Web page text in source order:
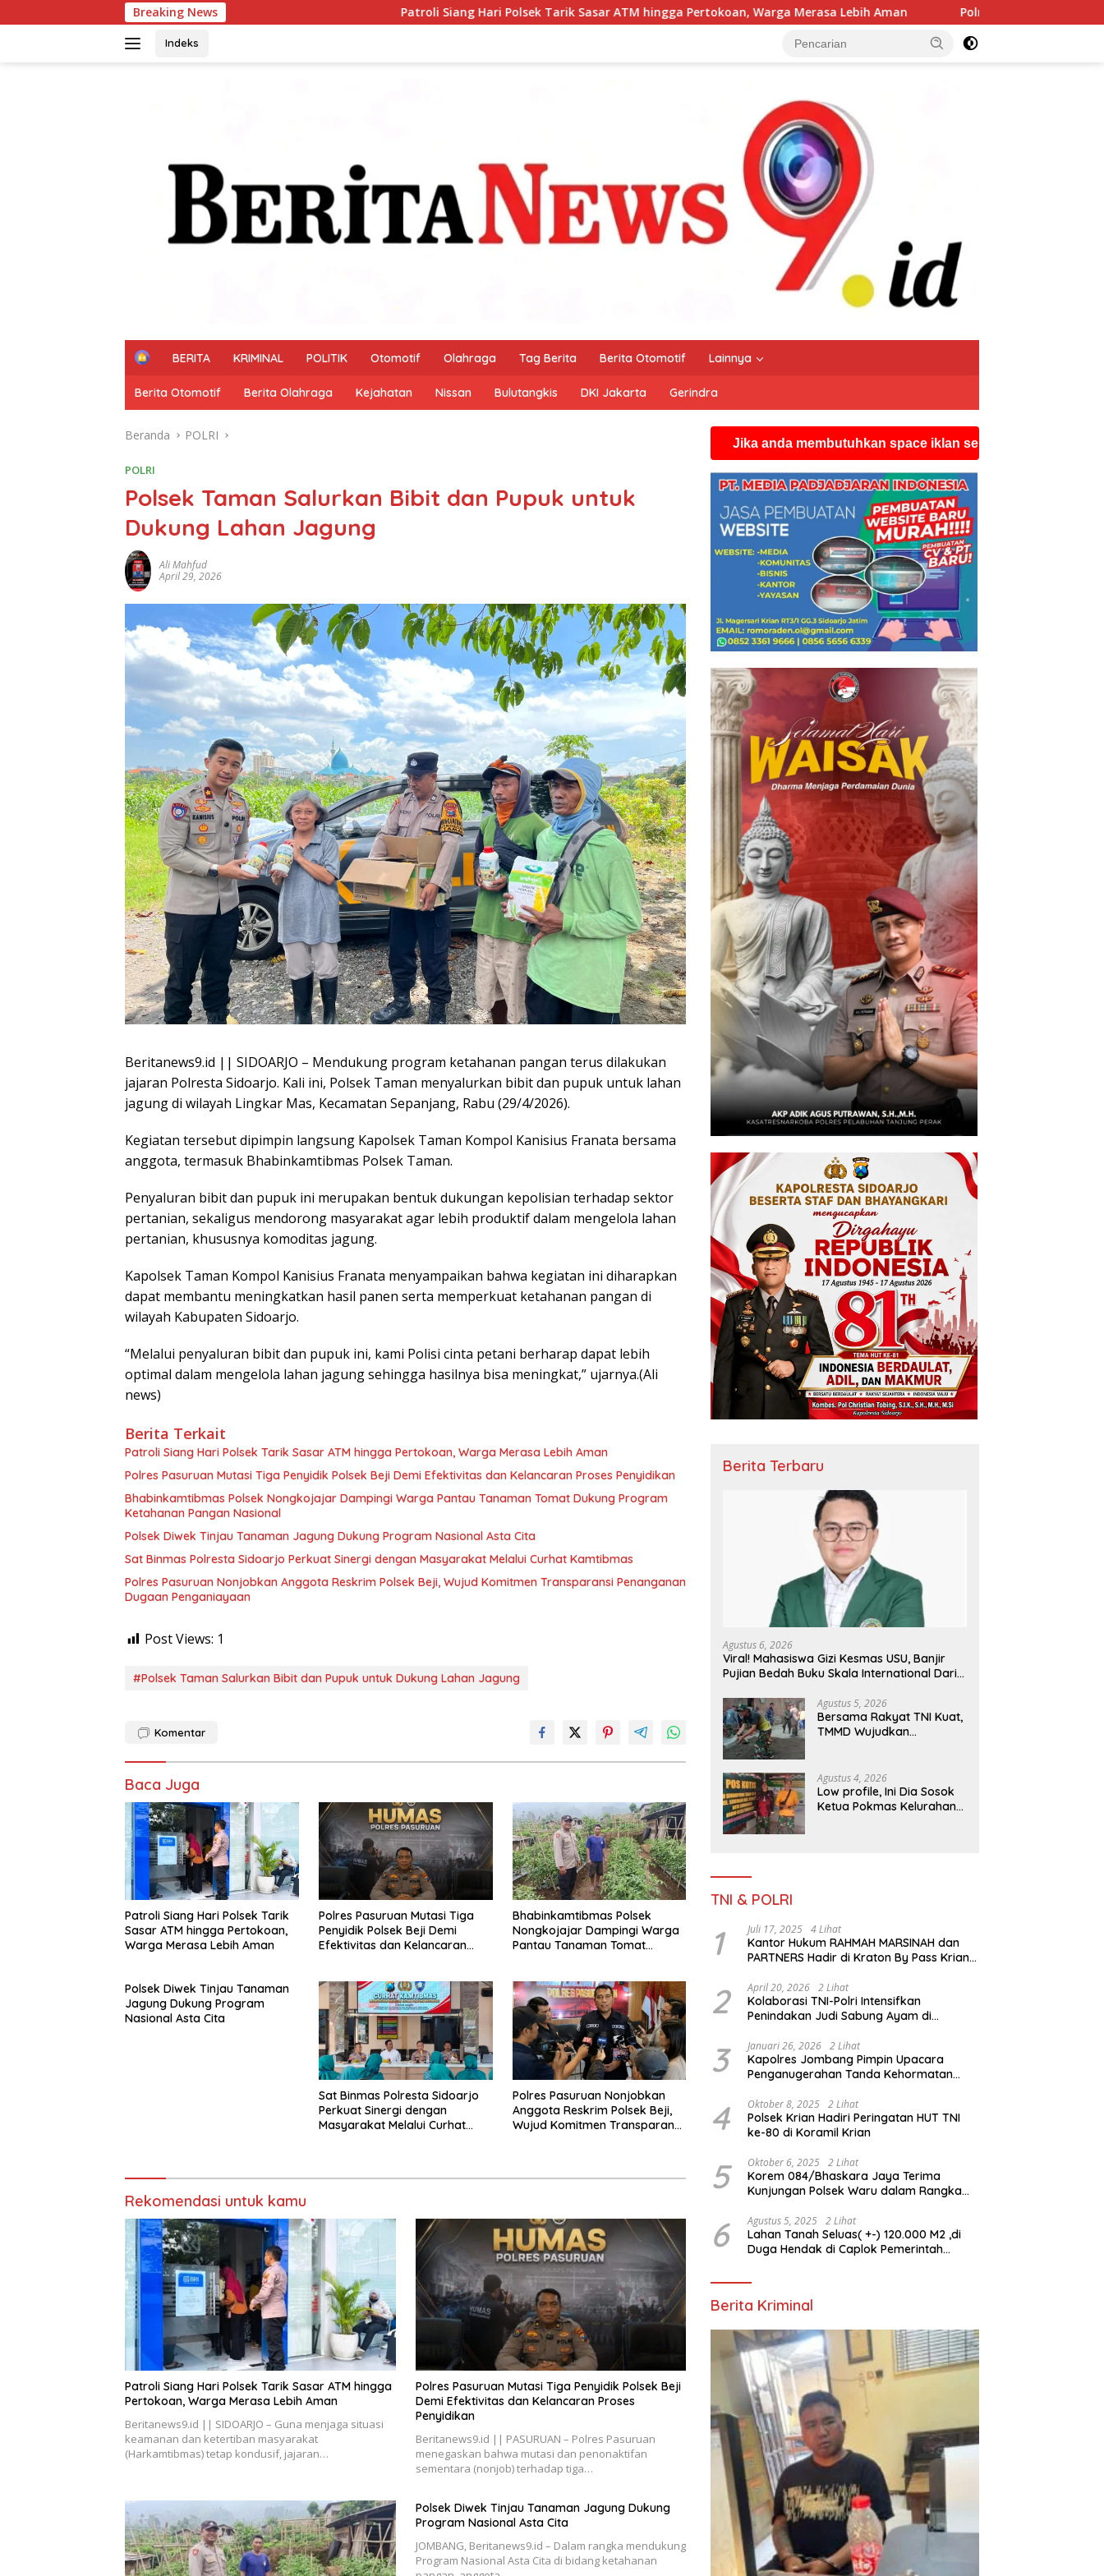
ke
Breaking News Patroli Siang Hari Polsek Tarik Sasar ATM hingga Pertokoan, Warga Merasa Lebih Aman Polres Jombang Gelar Apel Siaga Bencana,
Indeks
H
m
e
BERITA KRIMINAL POLITIK Otomotif Olahraga Tag Berita Berita Otomotif Lainnya
Berita Otomotif Berita Olahraga Kejahatan Nissan Bulutangkis DKI Jakarta Gerindra
Beranda POLRI
POLRI
Polsek Taman Salurkan Bibit dan Pupuk untuk
Dukung Lahan Jagung
Ali Mahfud
April 29, 2026
Beritanews9.id || SIDOARJO – Mendukung program ketahanan pangan terus dilakukan
jajaran Polresta Sidoarjo. Kali ini, Polsek Taman menyalurkan bibit dan pupuk untuk lahan
jagung di wilayah Lingkar Mas, Kecamatan Sepanjang, Rabu (29/4/2026).
Kegiatan tersebut dipimpin langsung Kapolsek Taman Kompol Kanisius Franata bersama
anggota, termasuk Bhabinkamtibmas Polsek Taman.
Penyaluran bibit dan pupuk ini merupakan bentuk dukungan kepolisian terhadap sektor
pertanian, sekaligus mendorong masyarakat agar lebih produktif dalam mengelola lahan
pertanian, khususnya komoditas jagung.
Kapolsek Taman Kompol Kanisius Franata menyampaikan bahwa kegiatan ini diharapkan
dapat membantu meningkatkan hasil panen serta memperkuat ketahanan pangan di
wilayah Kabupaten Sidoarjo.
“Melalui penyaluran bibit dan pupuk ini, kami Polisi cinta petani berharap dapat lebih
optimal dalam mengelola lahan jagung sehingga hasilnya bisa meningkat,” ujarnya.(Ali
news)
Berita Terkait
Patroli Siang Hari Polsek Tarik Sasar ATM hingga Pertokoan, Warga Merasa Lebih Aman
Polres Pasuruan Mutasi Tiga Penyidik Polsek Beji Demi Efektivitas dan Kelancaran Proses Penyidikan
Bhabinkamtibmas Polsek Nongkojajar Dampingi Warga Pantau Tanaman Tomat Dukung Program
Ketahanan Pangan Nasional
Polsek Diwek Tinjau Tanaman Jagung Dukung Program Nasional Asta Cita
Sat Binmas Polresta Sidoarjo Perkuat Sinergi dengan Masyarakat Melalui Curhat Kamtibmas
Polres Pasuruan Nonjobkan Anggota Reskrim Polsek Beji, Wujud Komitmen Transparansi Penanganan
Dugaan Penganiayaan
Post Views: 1
#Polsek Taman Salurkan Bibit dan Pupuk untuk Dukung Lahan Jagung
Komentar
Baca Juga
Patroli Siang Hari Polsek Tarik
Sasar ATM hingga Pertokoan,
Warga Merasa Lebih Aman
Polres Pasuruan Mutasi Tiga
Penyidik Polsek Beji Demi
Efektivitas dan Kelancaran
Bhabinkamtibmas Polsek
Nongkojajar Dampingi Warga
Pantau Tanaman Tomat
Polsek Diwek Tinjau Tanaman
Jagung Dukung Program
Nasional Asta Cita
Sat Binmas Polresta Sidoarjo
Perkuat Sinergi dengan
Masyarakat Melalui Curhat
Polres Pasuruan Nonjobkan
Anggota Reskrim Polsek Beji,
Wujud Komitmen Transparansi
Rekomendasi untuk kamu
Patroli Siang Hari Polsek Tarik Sasar ATM hingga
Pertokoan, Warga Merasa Lebih Aman
Beritanews9.id || SIDOARJO – Guna menjaga situasi
keamanan dan ketertiban masyarakat
(Harkamtibmas) tetap kondusif, jajaran…
Polres Pasuruan Mutasi Tiga Penyidik Polsek Beji
Demi Efektivitas dan Kelancaran Proses
Penyidikan
Beritanews9.id || PASURUAN – Polres Pasuruan
menegaskan bahwa mutasi dan penonaktifan
sementara (nonjob) terhadap tiga…
Polsek Diwek Tinjau Tanaman Jagung Dukung
Program Nasional Asta Cita
JOMBANG, Beritanews9.id – Dalam rangka mendukung
Program Nasional Asta Cita di bidang ketahanan
Jika anda membutuhkan space iklan seperti ini silahkan hubungi
Berita Terbaru
Agustus 6, 2026
Viral! Mahasiswa Gizi Kesmas USU, Banjir
Pujian Bedah Buku Skala International Dari
Agustus 5, 2026
Bersama Rakyat TNI Kuat,
TMMD Wujudkan
Ketahanan Nasional di
Daerah.
Agustus 4, 2026
Low profile, Ini Dia Sosok
Ketua Pokmas Kelurahan
TNI & POLRI
1 Juli 17, 2025 4 Lihat
Kantor Hukum RAHMAH MARSINAH dan
PARTNERS Hadir di Kraton By Pass Krian
2 April 20, 2026 2 Lihat
Kolaborasi TNI-Polri Intensifkan
Penindakan Judi Sabung Ayam di
3 Januari 26, 2026 2 Lihat
Kapolres Jombang Pimpin Upacara
Penganugerahan Tanda Kehormatan
Polri
4 Oktober 8, 2025 2 Lihat
Polsek Krian Hadiri Peringatan HUT TNI
ke-80 di Koramil Krian
5 Oktober 6, 2025 2 Lihat
Korem 084/Bhaskara Jaya Terima
Kunjungan Polsek Waru dalam Rangka
6 Agustus 5, 2025 2 Lihat
Lahan Tanah Seluas( +-) 120.000 M2 ,di
Duga Hendak di Caplok Pemerintah
Berita Kriminal